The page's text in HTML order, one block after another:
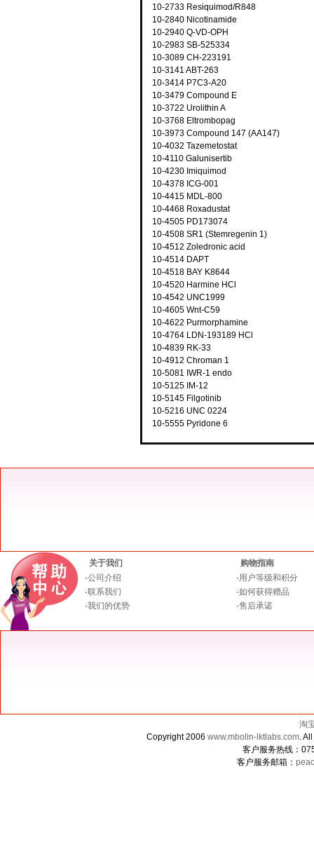
10-2733 Resiquimod/R848
10-2840 Nicotinamide
10-2940 Q-VD-OPH
10-2983 SB-525334
10-3089 CH-223191
10-3141 ABT-263
10-3414 P7C3-A20
10-3479 Compound E
10-3722 Urolithin A
10-3768 Eltrombopag
10-3973 Compound 147 (AA147)
10-4032 Tazemetostat
10-4110 Galunisertib
10-4230 Imiquimod
10-4378 ICG-001
10-4415 MDL-800
10-4468 Roxadustat
10-4505 PD173074
10-4508 SR1 (Stemregenin 1)
10-4512 Zoledronic acid
10-4514 DAPT
10-4518 BAY K8644
10-4520 Harmine HCl
10-4542 UNC1999
10-4605 Wnt-C59
10-4622 Purmorphamine
10-4764 LDN-193189 HCl
10-4839 RK-33
10-4912 Chroman 1
10-5081 IWR-1 endo
10-5125 IM-12
10-5145 Filgotinib
10-5216 UNC 0224
10-5555 Pyridone 6
关于我们
·公司介绍
·联系我们
·我们的优势
购物指南
·用户等级和积分
·如何获得赠品
·售后承诺
淘
Copyright 2006 www.mbolin-lktlabs.com.
客户服务热线：
客户服务邮箱：